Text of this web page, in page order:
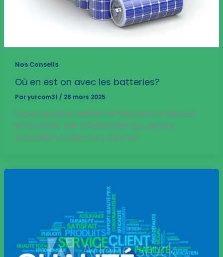
Nos Conseils
Où en est on avec les batteries?
Paryurcom31 / 28 mars 2025
Depuis quelques années les fabricants améliorent
leur produits. GHE a sélectionné une gamme
accessible et variée. Il n’y a jamais